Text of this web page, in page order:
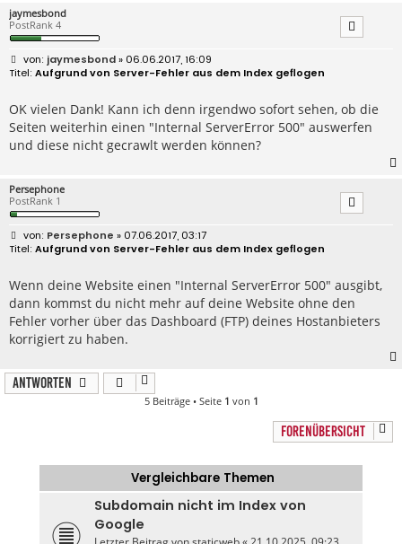
jaymesbond
PostRank 4
B
e
r
a
g
jaymesbond» 06.06.2017, 16:09
Aufgrund von Server-Fehler aus dem Index geflogen
OK vielen Dank! Kann ich denn irgendwo sofort sehen, ob die
Seiten weiterhin einen "Internal ServerError 500" auswerfen
und diese nicht gecrawlt werden können?
Persephone
PostRank 1
B
e
i
r
a
g
Persephone » 07.06.2017, 03:17
Aufgrund von Server-Fehler aus dem Index geflogen
Wenn deine Website einen "Internal ServerError 500" ausgibt,
dann kommst du nicht mehr auf deine Website ohne den
Fehler vorher über das Dashboard (FTP) deines Hostanbieters
korrigiert zu haben.
Antworten
5 Beiträge • Seite 1 von 1
FORENÜBERSICHT
Vergleichbare Themen
Subdomain nicht im Index von
Google